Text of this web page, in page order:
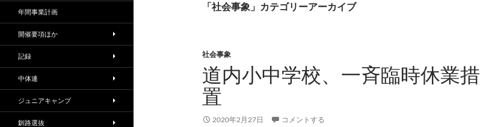
「社会事象」カテゴリーアーカイブ
社会事象
道内小中学校、一斉臨時休業措
置
2020年2月27日 コメントする
年間事業計画
開催要項ほか
記録
中体連
ジュニアキャンプ
釧路選抜